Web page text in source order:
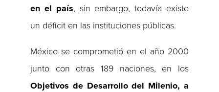
en el país, sin embargo, todavía existe
un déficit en las instituciones públicas.
México se comprometió en el año 2000
junto con otras 189 naciones, en los
Objetivos de Desarrollo del Milenio, a